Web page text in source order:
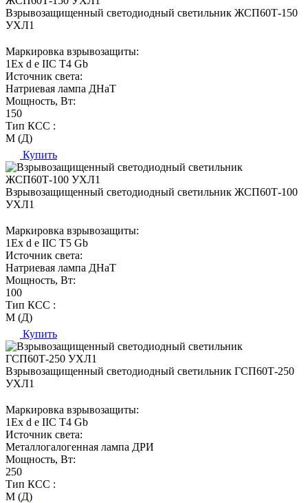
Взрывозащищенный светодиодный светильник ЖСП60Т-150
УХЛ1
Маркировка взрывозащиты:
1Ех d е IIC T4 Gb
Источник света:
Натриевая лампа ДНаТ
Мощность, Вт:
150
Тип КСС :
М (Д)
Купить
Взрывозащищенный светодиодный светильник ЖСП60Т-100
УХЛ1
Маркировка взрывозащиты:
1Ех d е IIC T5 Gb
Источник света:
Натриевая лампа ДНаТ
Мощность, Вт:
100
Тип КСС :
М (Д)
Купить
Взрывозащищенный светодиодный светильник ГСП60Т-250
УХЛ1
Маркировка взрывозащиты:
1Ех d е IIC T4 Gb
Источник света:
Металлогалогенная лампа ДРИ
Мощность, Вт:
250
Тип КСС :
М (Д)